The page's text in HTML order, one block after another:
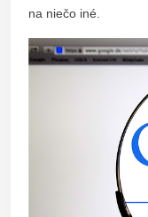
na niečo iné.